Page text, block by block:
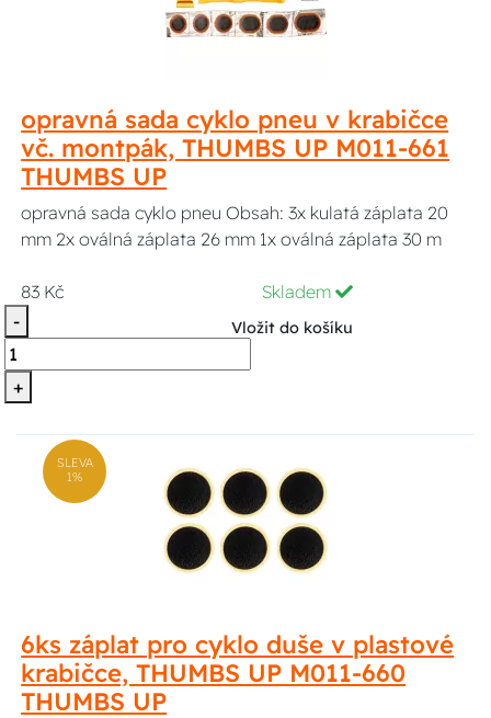
opravná sada cyklo pneu v krabičce
vč. montpák, THUMBS UP M011-661
THUMBS UP
opravná sada cyklo pneu Obsah: 3x kulatá záplata 20
mm 2x oválná záplata 26 mm 1x oválná záplata 30 m
83 Kč
Skladem
-
+
Vložit do košíku
SLEVA
1%
6ks záplat pro cyklo duše v plastové
krabičce, THUMBS UP M011-660
THUMBS UP